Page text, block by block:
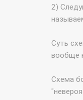
2)
Суть
вообще
Схема